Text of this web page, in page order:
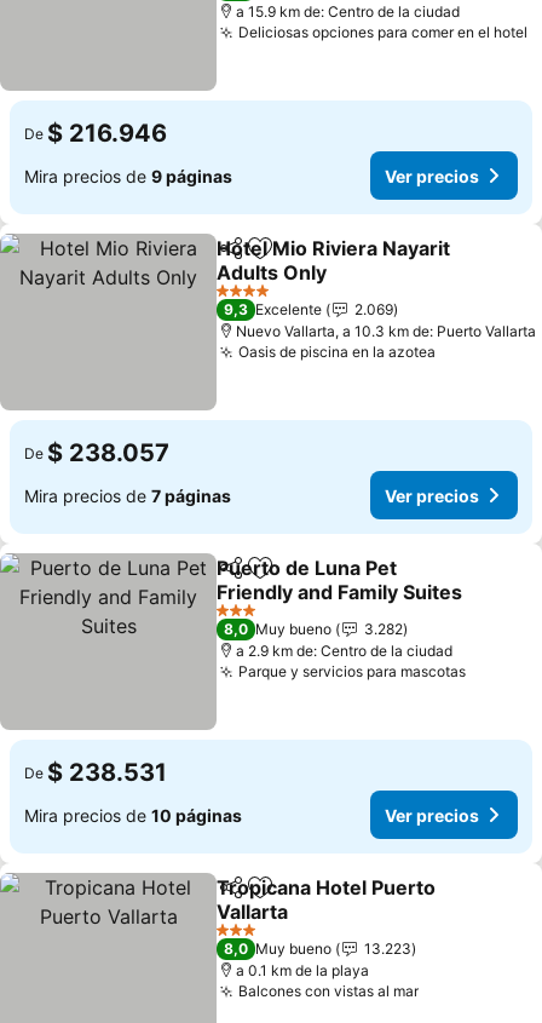
a 15.9 km de: Centro de la ciudad
Deliciosas opciones para comer en el hotel
De $ 216.946
Mira precios de 9 páginas Ver precios
CompartirAgregar a favoritos
Hotel Mio Riviera Nayarit
Adults Only
Ver precios
4 Estrellas
9,3 Excelente
2.069
Nuevo Vallarta, a 10.3 km de: Puerto Vallarta
Oasis de piscina en la azotea
De $ 238.057
Mira precios de 7 páginas Ver precios
CompartirAgregar a favoritos
Puerto de Luna Pet
Friendly and Family Suites
Ver precios
3 Estrellas
8,0 Muy bueno
3.282
a 2.9 km de: Centro de la ciudad
Parque y servicios para mascotasVer
De $ 238.531
Mira precios de 10 páginas Ver precios
Compartir
Agregar a favoritos
Tropicana Hotel Puerto
Vallarta
Ver precios
3 Estrellas
8,0 Muy bueno
13.223
a 0.1 km de la playa
Balcones con vistas al marVer precios